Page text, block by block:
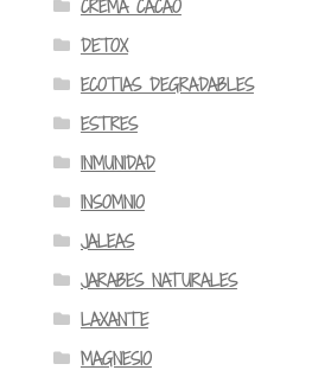
CREMA CACAO
DETOX
ECOTIAS DEGRADABLES
ESTRES
INMUNIDAD
INSOMNIO
JALEAS
JARABES NATURALES
LAXANTE
MAGNESIO